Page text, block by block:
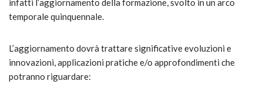
infatti l’aggiornamento della formazione, svolto in un arco
temporale quinquennale.
L’aggiornamento dovrà trattare significative evoluzioni e
innovazioni, applicazioni pratiche e/o approfondimenti che
potranno riguardare: